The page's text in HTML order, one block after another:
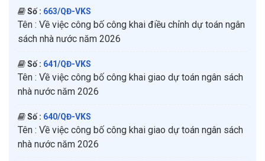
Số : 663/QĐ-VKS
Tên : Về việc công bố công khai điều chỉnh dự toán ngân
sách nhà nước năm 2026
Số : 641/QĐ-VKS
Tên : Về việc công bố công khai giao dự toán ngân sách
nhà nước năm 2026
Số : 640/QĐ-VKS
Tên : Về việc công bố công khai giao dự toán ngân sách
nhà nước năm 2026